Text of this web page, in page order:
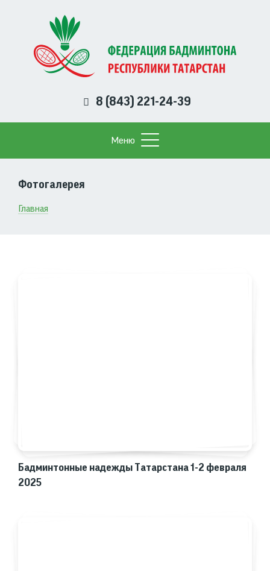
содержанию
8 (843) 221-24-39
Меню
Фотогалерея
Строка
Главная
Бадминтонные надежды Татарстана 1-2 февраля
2025